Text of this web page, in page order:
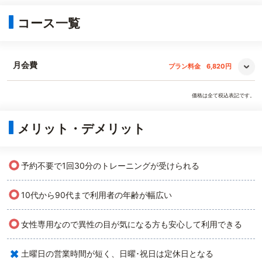
コース一覧
月会費 プラン料金 6,820円
価格は全て税込表記です。
メリット・デメリット
○予約不要で1回30分のトレーニングが受けられる
○10代から90代まで利用者の年齢が幅広い
○女性専用なので異性の目が気になる方も安心して利用できる
× 土曜日の営業時間が短く、日曜･祝日は定休日となる